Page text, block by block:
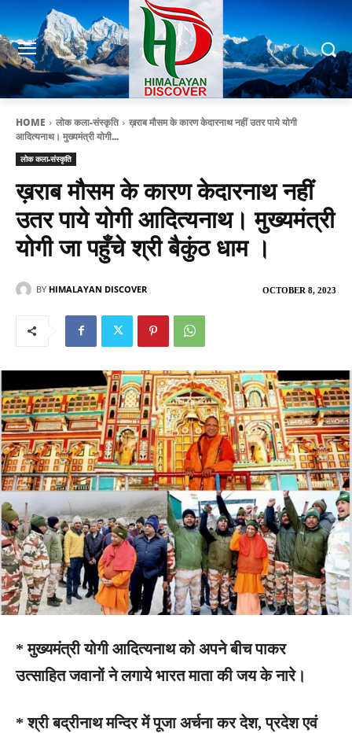
HOME लोक कला-संस्कृति
ख़राब मौसम के कारण केदारनाथ नहीं उतर पाये योगी
आदित्यनाथ। मुख्यमंत्री योगी...
लोक कला-संस्कृति
ख़राब मौसम के कारण केदारनाथ नहीं
उतर पाये योगी आदित्यनाथ। मुख्यमंत्री
योगी जा पहुँचे श्री बैकुंठ धाम ।
OCTOBER 8, 2023
BY HIMALAYAN DISCOVER
* मुख्यमंत्री योगी आदित्यनाथ को अपने बीच पाकर
उत्साहित जवानों ने लगाये भारत माता की जय के नारे।
* श्री बद्रीनाथ मन्दिर में पूजा अर्चना कर देश, प्रदेश एवं